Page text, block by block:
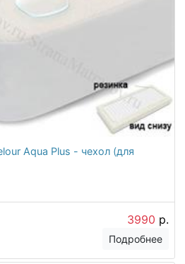
Aqua Plus - чехол (для
3990 р.
Подробнее